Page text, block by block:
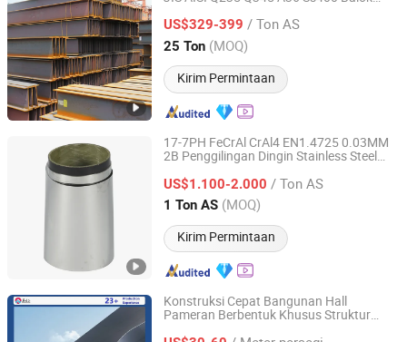
Karbon Balok I-Balk H-Balk
Bangunan
US$329-399 / Ton AS
25 Ton (MOQ)
Kirim Permintaan
Shandong, China Harga mulai 2021
17-7PH FeCrAl CrAl4 EN1.4725 0.03MM
2B Penggilingan Dingin Stainless Steel
kemasan terstruktur
US$1.100-2.000 / Ton AS
1 Ton AS (MOQ)
Kirim Permintaan
Ningbo Huali Steel Co., Ltd.
Zhejiang, China Harga mulai 2019
Konstruksi Cepat Bangunan Hall
Pameran Berbentuk Khusus Struktur
Qingdao Chengchuan Construction Engineering Co., Ltd